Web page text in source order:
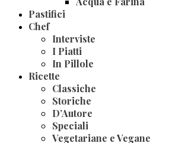
Pastifici
Chef
Interviste
I Piatti
In Pillole
Ricette
Classiche
Storiche
D’Autore
Speciali
Vegetariane e Vegane